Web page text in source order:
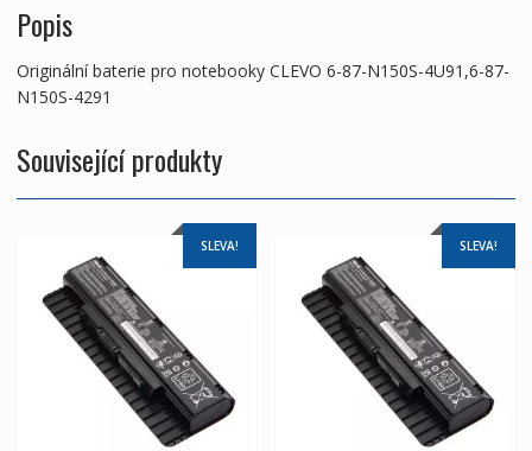
Popis
Originální baterie pro notebooky CLEVO 6-87-N150S-4U91,6-87-
N150S-4291
Související produkty
SLEVA! SLEVA!